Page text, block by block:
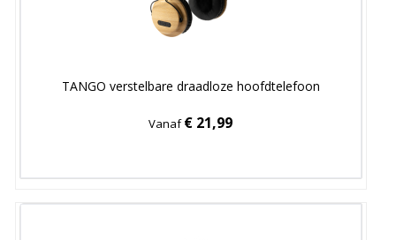
TANGO verstelbare draadloze hoofdtelefoon
Vanaf€ 21,99